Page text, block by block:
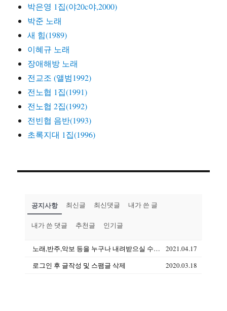
박은영 1집(야20c야,2000)
박준 노래
새 힘(1989)
이혜규 노래
장애해방 노래
전교조 (앨범1992)
전노협 1집(1991)
전노협 2집(1992)
전빈협 음반(1993)
초록지대 1집(1996)
공지사항 최신글 최신댓글 내가 쓴 글
내가 쓴 댓글 추천글 인기글
노래,반주,악보 등을 누구나 내려받으실 수 있습니다(상업용도 제외)
2021.04.17
로그인 후 글작성 및 스팸글 삭제
2020.03.18